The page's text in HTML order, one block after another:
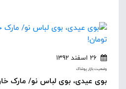
26 اسفند 1392
وضعيت بازار پوشاک